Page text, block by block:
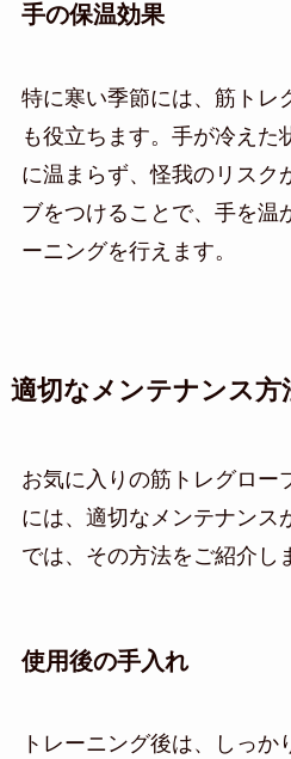
手の保温効果
特に寒い季節には、筋トレ
も役立ちます。手が冷えた
に温まらず、怪我のリスク
ブをつけることで、手を温
ーニングを行えます。
適切なメンテナンス方
お気に入りの筋トレグロー
には、適切なメンテナンス
では、その方法をご紹介し
使用後の手入れ
トレーニング後は、しっか